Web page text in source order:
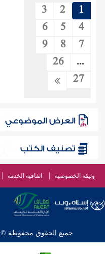
1
2
3
4
5
6
7
8
9
...
26
27
العرض الموضوعي
تصنيف الكتب
وثيقة الخصوصية اتفاقية الخدمة
جميع الحقوق محفوظة © 2026 - 1998 لشبكة إسلام ويب